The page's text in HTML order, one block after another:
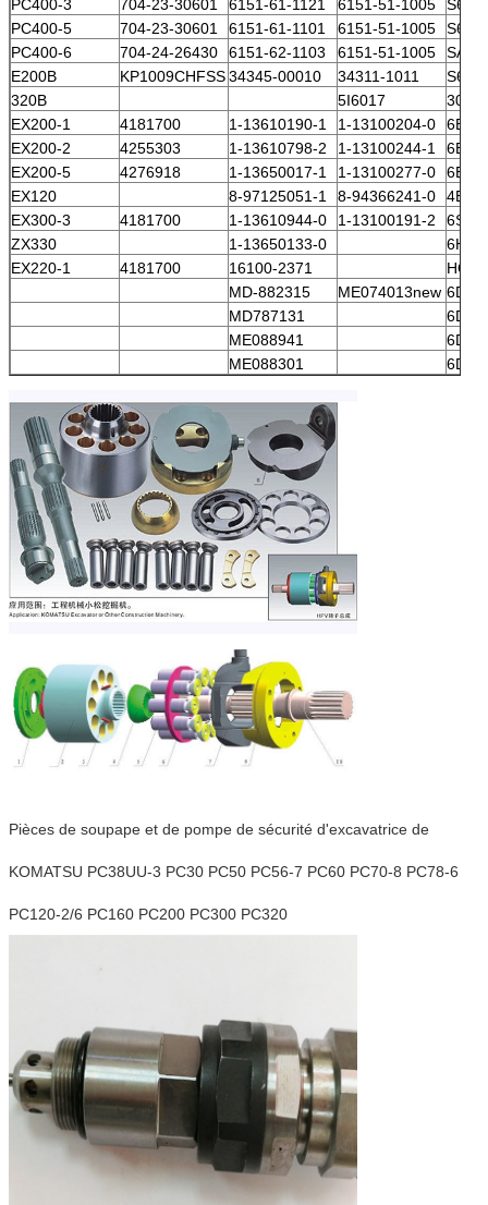
PC400-3 704-23-30601 6151-61-1121 6151-51-1005
PC400-5
704-23-30601 6151-61-1101 6151-51-1005
PC400-6
704-24-26430 6151-62-1103 6151-51-1005
E200B
KP1009CHFSS34345-00010 34311-1011
S6K
320B
5I6017
3066
EX200-1
4181700 1-13610190-1 1-13100204-0
EX200-2
4255303 1-13610798-2 1-13100244-1
EX200-5
4276918 1-13650017-1 1-13100277-0
EX120
8-97125051-1 8-94366241-0
EX300-3
4181700 1-13610944-0 1-13100191-2
ZX330
1-13650133-0
6HK1
EX220-1
4181700 16100-2371
MD-882315
ME074013new 6D14
MD787131
6D15
ME088941
ME088301
6D31
Pièces de soupape et de pompe de sécurité d'excavatrice de
KOMATSU PC38UU-3 PC30 PC50 PC56-7 PC60 PC70-8 PC78-6
PC120-2/6 PC160 PC200 PC300 PC320